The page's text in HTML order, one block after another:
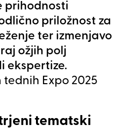
prihodnosti
priložnost za
ter izmenjavo
ožjih polj
ekspertize.
tednih Expo 2025
tematski